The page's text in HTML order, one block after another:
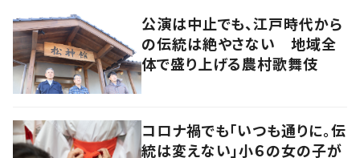
公演は中止でも、江戸時代から
の伝統は絶やさない 地域全
体で盛り上げる農村歌舞伎
コロナ禍でも「いつも通りに。伝
統は変えない」小６の女の子が